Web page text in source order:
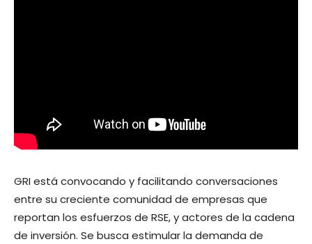
GRI está convocando y facilitando conversaciones
entre su creciente comunidad de empresas que
reportan los esfuerzos de RSE, y actores de la cadena
de inversión. Se busca estimular la demanda de